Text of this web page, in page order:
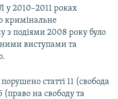
у 2010–2011 роках
кримінальне
з подіями 2008 року було
виступами та
статті 11 (свобода
(право на свободу та